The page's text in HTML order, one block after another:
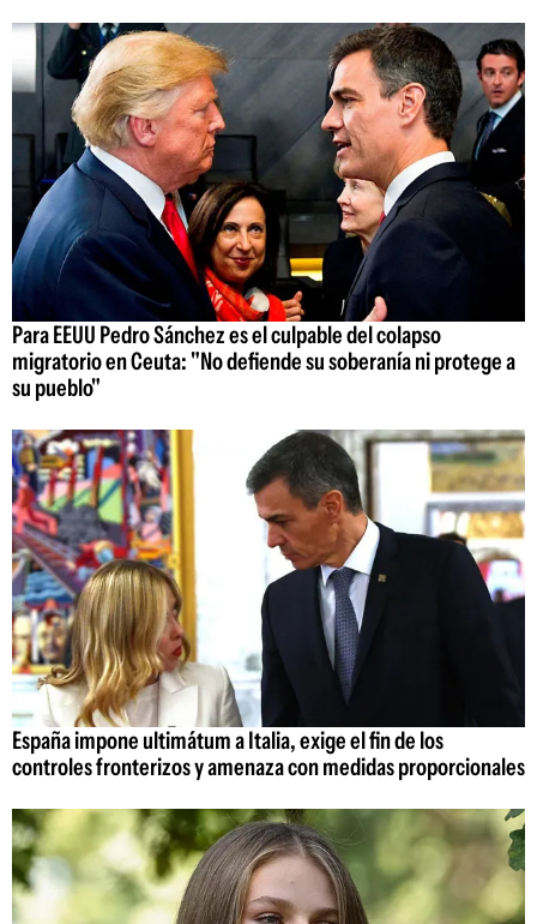
Para EEUU Pedro Sánchez es el culpable del colapso
migratorio en Ceuta: "No defiende su soberanía ni protege a
su pueblo"
España impone ultimátum a Italia, exige el fin de los
controles fronterizos y amenaza con medidas proporcionales